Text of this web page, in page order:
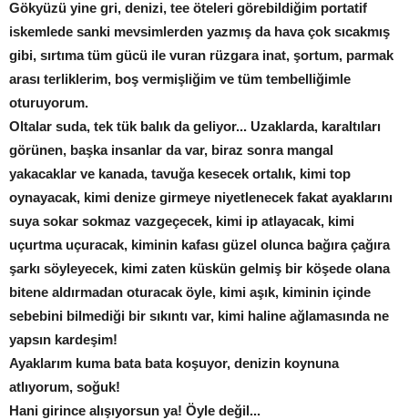
Gökyüzü yine gri, denizi, tee öteleri görebildiğim portatif
iskemlede sanki mevsimlerden yazmış da hava çok sıcakmış
gibi, sırtıma tüm gücü ile vuran rüzgara inat, şortum, parmak
arası terliklerim, boş vermişliğim ve tüm tembelliğimle
oturuyorum.
Oltalar suda, tek tük balık da geliyor... Uzaklarda, karaltıları
görünen, başka insanlar da var, biraz sonra mangal
yakacaklar ve kanada, tavuğa kesecek ortalık, kimi top
oynayacak, kimi denize girmeye niyetlenecek fakat ayaklarını
suya sokar sokmaz vazgeçecek, kimi ip atlayacak, kimi
uçurtma uçuracak, kiminin kafası güzel olunca bağıra çağıra
şarkı söyleyecek, kimi zaten küskün gelmiş bir köşede olana
bitene aldırmadan oturacak öyle, kimi aşık, kiminin içinde
sebebini bilmediği bir sıkıntı var, kimi haline ağlamasında ne
yapsın kardeşim!
Ayaklarım kuma bata bata koşuyor, denizin koynuna
atlıyorum, soğuk!
Hani girince alışıyorsun ya! Öyle değil...